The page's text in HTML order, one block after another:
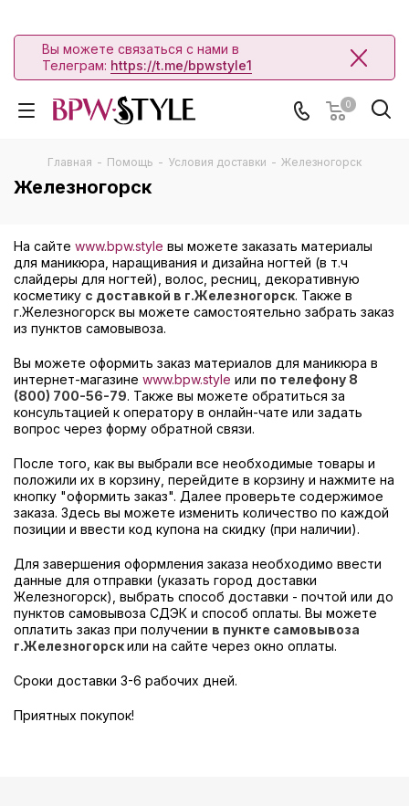
Вы можете связаться с нами в
Телеграм: https://t.me/bpwstyle1
0
Главная - Помощь - Условия доставки - Железногорск
Железногорск
На сайте www.bpw.style вы можете заказать материалы
для маникюра, наращивания и дизайна ногтей (в т.ч
слайдеры для ногтей), волос, ресниц, декоративную
косметику с доставкой в г.Железногорск. Также в
г.Железногорск вы можете самостоятельно забрать заказ
из пунктов самовывоза.
Вы можете оформить заказ материалов для маникюра в
интернет-магазине www.bpw.style или по телефону 8
(800) 700-56-79. Также вы можете обратиться за
консультацией к оператору в онлайн-чате или задать
вопрос через форму обратной связи.
После того, как вы выбрали все необходимые товары и
положили их в корзину, перейдите в корзину и нажмите на
кнопку "оформить заказ". Далее проверьте содержимое
заказа. Здесь вы можете изменить количество по каждой
позиции и ввести код купона на скидку (при наличии).
Для завершения оформления заказа необходимо ввести
данные для отправки (указать город доставки
Железногорск), выбрать способ доставки - почтой или до
пунктов самовывоза СДЭК и способ оплаты. Вы можете
оплатить заказ при получении в пункте самовывоза
г.Железногорскили на сайте через окно оплаты.
Сроки доставки 3-6 рабочих дней.
Приятных покупок!